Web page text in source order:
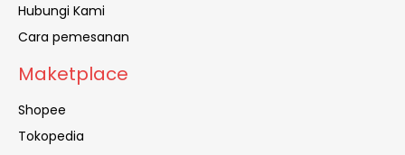
Hubungi Kami
Cara pemesanan
Maketplace
Shopee
Tokopedia